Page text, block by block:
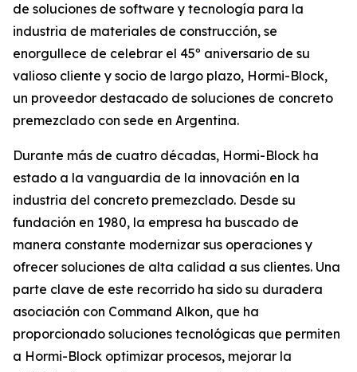
de soluciones de software y tecnología para la
industria de materiales de construcción, se
enorgullece de celebrar el 45º aniversario de su
valioso cliente y socio de largo plazo, Hormi-Block,
un proveedor destacado de soluciones de concreto
premezclado con sede en Argentina.
Durante más de cuatro décadas, Hormi-Block ha
estado a la vanguardia de la innovación en la
industria del concreto premezclado. Desde su
fundación en 1980, la empresa ha buscado de
manera constante modernizar sus operaciones y
ofrecer soluciones de alta calidad a sus clientes. Una
parte clave de este recorrido ha sido su duradera
asociación con Command Alkon, que ha
proporcionado soluciones tecnológicas que permiten
a Hormi-Block optimizar procesos, mejorar la